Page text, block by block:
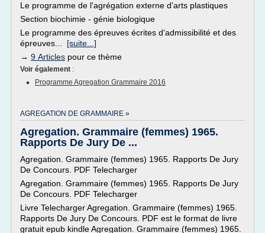
Le programme de l'agrégation externe d'arts plastiques
Section biochimie - génie biologique
Le programme des épreuves écrites d'admissibilité et des
épreuves... [suite...]
→ 9 Articles pour ce thème
Voir également :
Programme Agregation Grammaire 2016
AGREGATION DE GRAMMAIRE »
Agregation. Grammaire (femmes) 1965.
Rapports De Jury De ...
Agregation. Grammaire (femmes) 1965. Rapports De Jury
De Concours. PDF Telecharger
Agregation. Grammaire (femmes) 1965. Rapports De Jury
De Concours. PDF Telecharger
Livre Telecharger Agregation. Grammaire (femmes) 1965.
Rapports De Jury De Concours. PDF est le format de livre
gratuit epub kindle Agregation. Grammaire (femmes) 1965.